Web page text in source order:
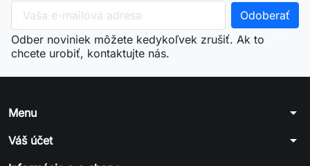
Odber noviniek môžete kedykoľvek zrušiť. Ak to
chcete urobiť, kontaktujte nás.
Menu arrow_drop_down
Váš účet arrow_drop_down